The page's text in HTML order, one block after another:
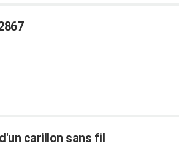
carillon sans fil